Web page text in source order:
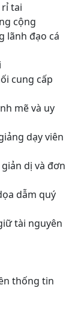
tai
cộng
lãnh đạo cá
cung cấp
mẽ và uy
dạy viên
dị và đơn
dẫm quý
tài nguyên
thống tin